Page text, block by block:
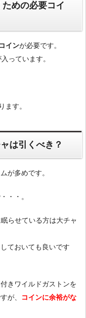
めの必要コイ
インが必要です。
っています。
ます。
は引くべき？
が多めです。
・・。
らせている方は大チャ
ておいても良いです
きワイルドガストンを
が、
コインに余裕がな